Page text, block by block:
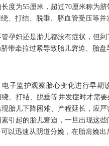
为55厘米，超过70厘米称为脐
、打结、脱垂、脐血管受压等并
妇还是胎儿都没有症状，但到
带牵拉过紧导致胎儿窘迫、胎盘
监护观察胎心变化进行早期
、打结、脱垂等并发症时才需
胎儿下降困难、产程延长，应
引起的胎儿窘迫，一旦出现这
以迅速从阴道分娩，在胎肩娩出